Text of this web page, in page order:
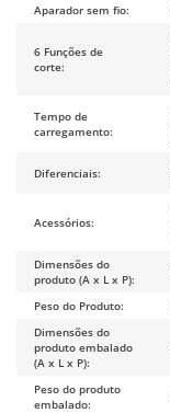
Aparador sem fio:
6 Funções de
corte:
Tempo de
carregamento:
Diferenciais:
Acessórios:
Dimensões do
produto (A x L x P):
Peso do Produto:
Dimensões do
produto embalado
(A x L x P):
Peso do produto
embalado: